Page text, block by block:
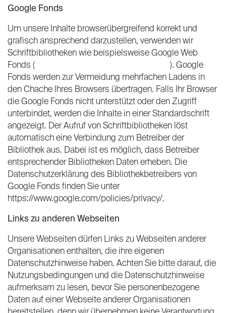
Google Fonds
Um unsere Inhalte browserübergreifend korrekt und
grafisch ansprechend darzustellen, verwenden wir
Schriftbibliotheken wie beispielsweise Google Web
Fonds (
). Google
Fonds werden zur Vermeidung mehrfachen Ladens in
den Chache Ihres Browsers übertragen. Falls Ihr Browser
die Google Fonds nicht unterstützt oder den Zugriff
unterbindet, werden die Inhalte in einer Standardschrift
angezeigt. Der Aufruf von Schriftbibliotheken löst
automatisch eine Verbindung zum Betreiber der
Bibliothek aus. Dabei ist es möglich, dass Betreiber
entsprechender Bibliotheken Daten erheben. Die
Datenschutzerklärung des Bibliothekbetreibers von
Google Fonds finden Sie unter
https://www.google.com/policies/privacy/.
Links zu anderen Webseiten
Unsere Webseiten dürfen Links zu Webseiten anderer
Organisationen enthalten, die ihre eigenen
Datenschutzhinweise haben. Achten Sie bitte darauf, die
Nutzungsbedingungen und die Datenschutzhinweise
aufmerksam zu lesen, bevor Sie personenbezogene
Daten auf einer Webseite anderer Organisationen